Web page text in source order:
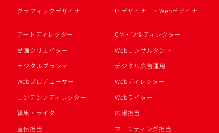
グラフィックデザイナー
UIデザイナー・Webデザイナ
ー
アートディレクター
CM・映像ディレクター
動画クリエイター
Webコンサルタント
デジタルプランナー
デジタル広告運用
Webプロデューサー
Webディレクター
コンテンツディレクター
Webライター
編集・ライター
広報担当
宣伝担当
マーケティング担当